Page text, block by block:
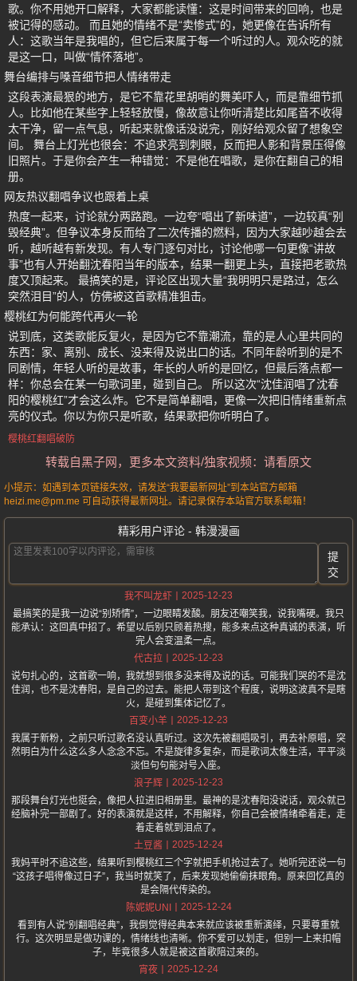
歌。你不用她开口解释，大家都能读懂：这是时间带来的回响，也是
被记得的感动。 而且她的情绪不是“卖惨式”的，她更像在告诉所有
人：这歌当年是我唱的，但它后来属于每一个听过的人。观众吃的就
是这一口，叫做“情怀落地”。
舞台编排与嗓音细节把人情绪带走
这段表演最狠的地方，是它不靠花里胡哨的舞美吓人，而是靠细节抓
人。比如他在某些字上轻轻放慢，像故意让你听清楚比如尾音不收得
太干净，留一点气息，听起来就像话没说完，刚好给观众留了想象空
间。 舞台上灯光也很会：不追求亮到刺眼，反而把人影和背景压得像
旧照片。于是你会产生一种错觉：不是他在唱歌，是你在翻自己的相
册。
网友热议翻唱争议也跟着上桌
热度一起来，讨论就分两路跑。一边夸“唱出了新味道”，一边较真“别
毁经典”。但争议本身反而给了二次传播的燃料，因为大家越吵越会去
听，越听越有新发现。有人专门逐句对比，讨论他哪一句更像“讲故
事”也有人开始翻沈春阳当年的版本，结果一翻更上头，直接把老歌热
度又顶起来。 最搞笑的是，评论区出现大量“我明明只是路过，怎么
突然泪目”的人，仿佛被这首歌精准狙击。
樱桃红为何能跨代再火一轮
说到底，这类歌能反复火，是因为它不靠潮流，靠的是人心里共同的
东西：家、离别、成长、没来得及说出口的话。不同年龄听到的是不
同剧情，年轻人听的是故事，年长的人听的是回忆，但最后落点都一
样：你总会在某一句歌词里，碰到自己。 所以这次“沈佳润唱了沈春
阳的樱桃红”才会这么炸。它不是简单翻唱，更像一次把旧情绪重新点
亮的仪式。你以为你只是听歌，结果歌把你听明白了。
樱桃红翻唱破防
转载自黑子网，更多本文资料/独家视频：请看原文
小提示：如遇到本页链接失效，请发送“我要最新网址”到本站官方邮箱
heizi.me@pm.me 可自动获得最新网址。请记录保存本站官方联系邮箱！
精彩用户评论 - 韩漫漫画
提
交
我不叫龙虾
2025-12-23
最搞笑的是我一边说“别矫情”，一边眼睛发酸。朋友还嘲笑我，说我嘴硬。我只
能承认：这回真中招了。希望以后别只顾着热搜，能多来点这种真诚的表演，听
完人会变温柔一点。
代古拉
2025-12-23
说句扎心的，这首歌一响，我就想到很多没来得及说的话。可能我们哭的不是沈
佳润，也不是沈春阳，是自己的过去。能把人带到这个程度，说明这波真不是瞎
火，是碰到集体记忆了。
百变小羊
2025-12-23
我属于新粉，之前只听过歌名没认真听过。这次先被翻唱吸引，再去补原唱，突
然明白为什么这么多人念念不忘。不是旋律多复杂，而是歌词太像生活，平平淡
淡但句句能对号入座。
浪子辉
2025-12-23
那段舞台灯光也挺会，像把人拉进旧相册里。最神的是沈春阳没说话，观众就已
经脑补完一部剧了。好的表演就是这样，不用解释，你自己会被情绪牵着走，走
着走着就到泪点了。
土豆酱
2025-12-24
我妈平时不追这些，结果听到樱桃红三个字就把手机抢过去了。她听完还说一句
“这孩子唱得像过日子”，我当时就笑了，后来发现她偷偷抹眼角。原来回忆真的
是会隔代传染的。
陈妮妮UNI
2025-12-24
看到有人说“别翻唱经典”，我倒觉得经典本来就应该被重新演绎，只要尊重就
行。这次明显是做功课的，情绪线也清晰。你不爱可以划走，但别一上来扣帽
子，毕竟很多人就是被这首歌陪过来的。
宵夜
2025-12-24